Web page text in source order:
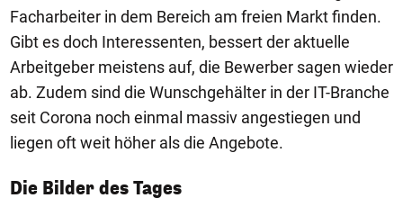
Facharbeiter in dem Bereich am freien Markt finden.
Gibt es doch Interessenten, bessert der aktuelle
Arbeitgeber meistens auf, die Bewerber sagen wieder
ab. Zudem sind die Wunschgehälter in der IT-Branche
seit Corona noch einmal massiv angestiegen und
liegen oft weit höher als die Angebote.
Die Bilder des Tages
1/50